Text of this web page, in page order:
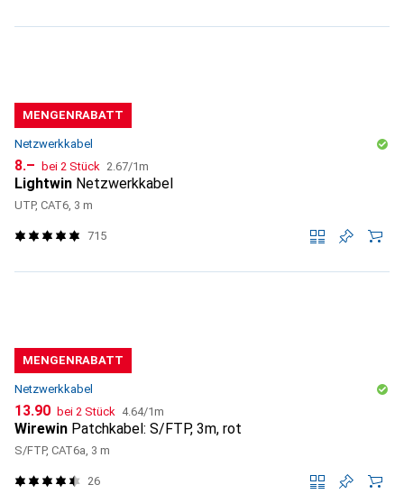
MENGENRABATT
Netzwerkkabel
CHF
8.– bei 2 Stück CHF
2.67/1m
Lightwin Netzwerkkabel
UTP, CAT6, 3 m
715
MENGENRABATT
Netzwerkkabel
CHF
13.90 bei 2 Stück CHF
4.64/1m
Wirewin Patchkabel: S/FTP, 3m, rot
S/FTP, CAT6a, 3 m
26